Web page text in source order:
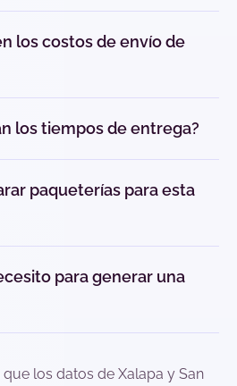
los costos de envío de
los tiempos de entrega?
paqueterías para esta
para generar una
los datos de Xalapa y San